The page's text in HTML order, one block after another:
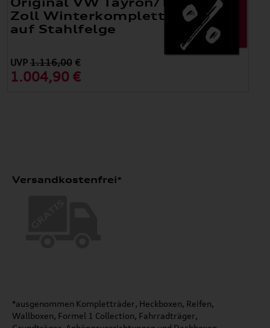
Zoll Winterkomplettradsatz
auf Stahlfelge
UVP 1.116,00€
1.004,90 €
Versandkostenfrei*
*ausgenommen Kompletträder, Heckboxen, Reifen,
Wallboxen, Formel 1 Collection, Fahrradträger,